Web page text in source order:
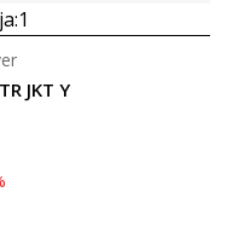
1
JKT Y